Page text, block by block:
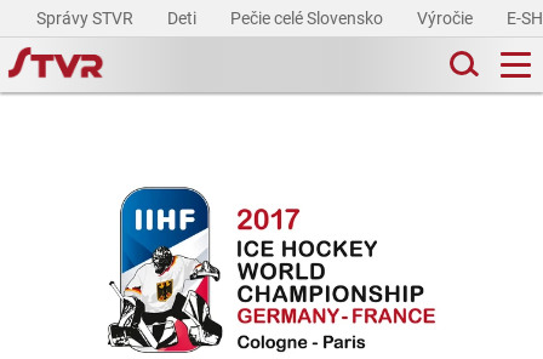
Správy STVR Deti Pečie celé Slovensko Výročie E-